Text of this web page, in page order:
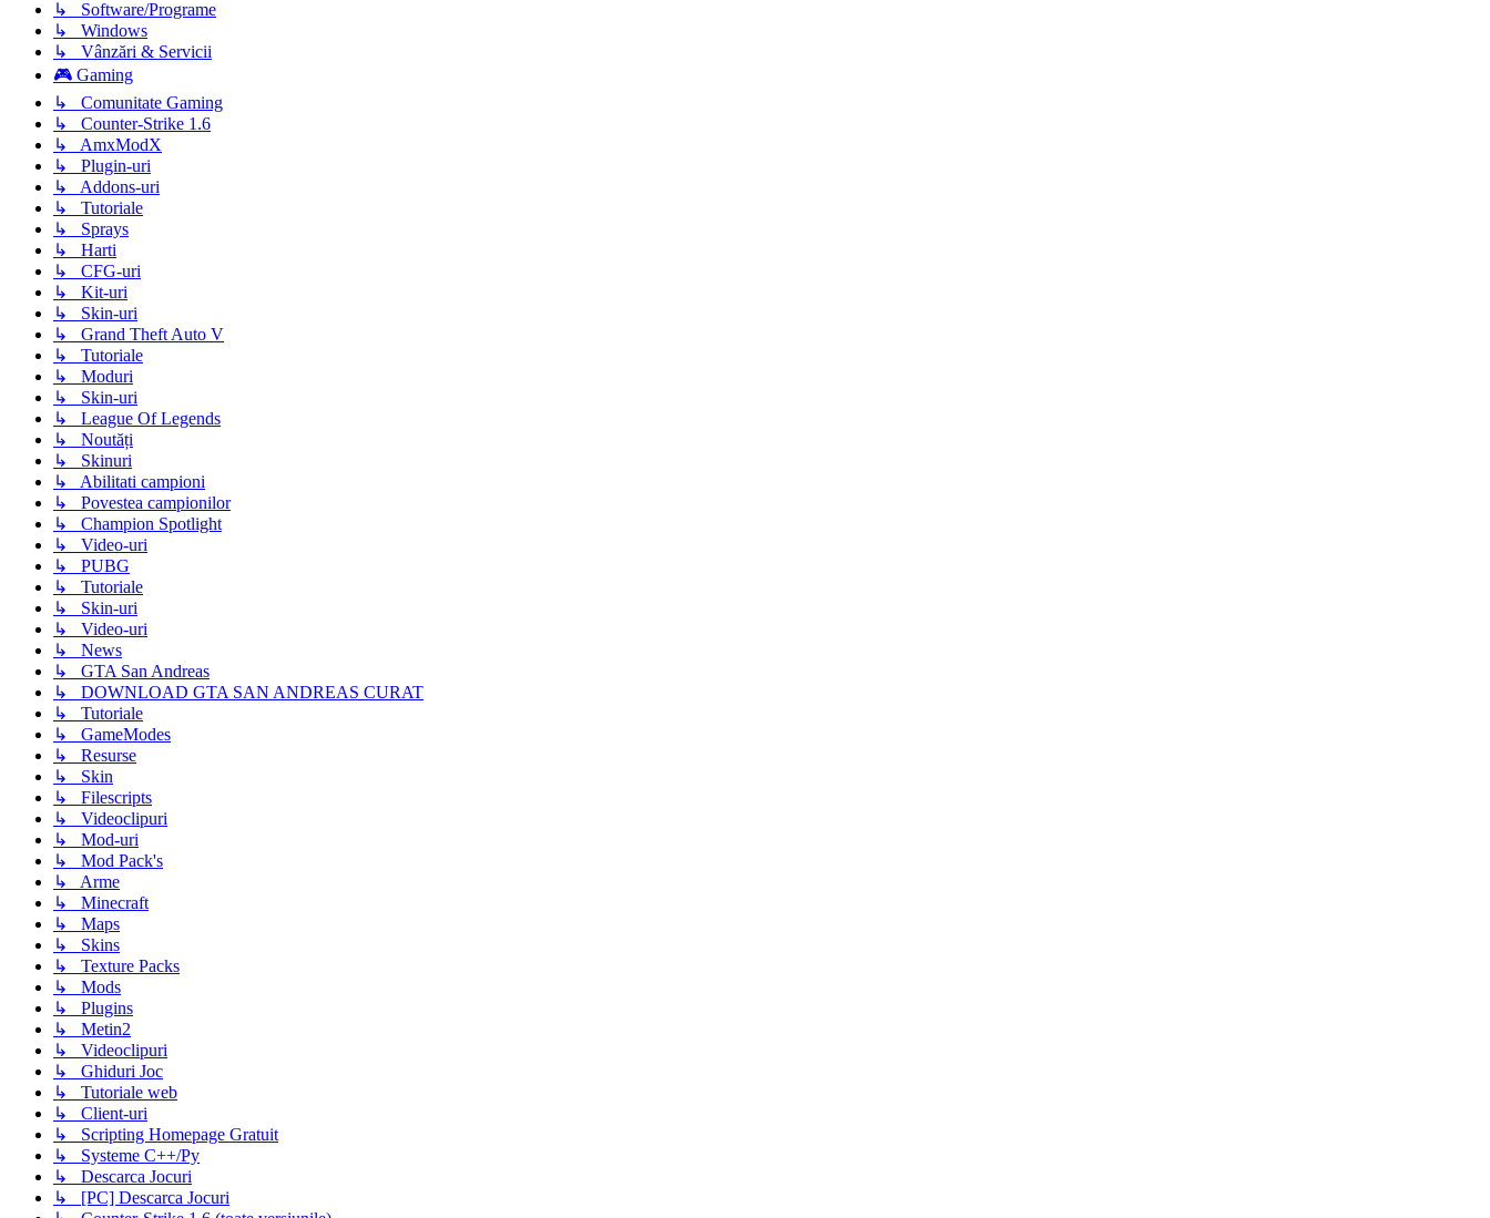
↳ Software/Programe
↳ Windows
↳ Vânzări & Servicii
🎮 Gaming
↳ Comunitate Gaming
↳ Counter-Strike 1.6
↳ AmxModX
↳ Plugin-uri
↳ Addons-uri
↳ Tutoriale
↳ Sprays
↳ Harti
↳ CFG-uri
↳ Kit-uri
↳ Skin-uri
↳ Grand Theft Auto V
↳ Tutoriale
↳ Moduri
↳ Skin-uri
↳ League Of Legends
↳ Noutăți
↳ Skinuri
↳ Abilitati campioni
↳ Povestea campionilor
↳ Champion Spotlight
↳ Video-uri
↳ PUBG
↳ Tutoriale
↳ Skin-uri
↳ Video-uri
↳ News
↳ GTA San Andreas
↳ DOWNLOAD GTA SAN ANDREAS CURAT
↳ Tutoriale
↳ GameModes
↳ Resurse
↳ Skin
↳ Filescripts
↳ Videoclipuri
↳ Mod-uri
↳ Mod Pack's
↳ Arme
↳ Minecraft
↳ Maps
↳ Skins
↳ Texture Packs
↳ Mods
↳ Plugins
↳ Metin2
↳ Videoclipuri
↳ Ghiduri Joc
↳ Tutoriale web
↳ Client-uri
↳ Scripting Homepage Gratuit
↳ Systeme C++/Py
↳ Descarca Jocuri
↳ [PC] Descarca Jocuri